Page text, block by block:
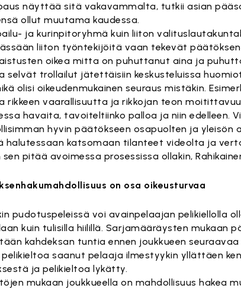
näyttää sitä vakavammalta, tutkii asian
ollut muutama kaudessa.
ja kurinpitoryhmä kuin liiton
liiton työntekijöitä vaan tekevät
oikea mitta on puhuttanut aina ja
selvät trollailut jätettäisiin keskusteluissa
olisi oikeudenmukainen seuraus mistäkin.
rikkeen vaarallisuutta ja rikkojan teon
havaita, tavoiteltiinko palloa ja niin edelleen.
hyvin päätökseen osapuolten ja yleisön
halutessaan katsomaan tilanteet videolta ja
sen pitää avoimessa prosessissa ollakin,
on osa oikeusturvaa
pudotuspeleissä voi avainpelaajan pelikiellolla
kuin tulisilla hiilillä. Sarjamääräysten mukaan
kahdeksan tuntia ennen joukkueen
pelikieltoa saanut pelaaja ilmestyykin yllättäen
ja pelikieltoa lykätty.
mukaan joukkueella on mahdollisuus hakea